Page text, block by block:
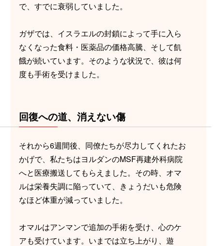
で、すでに衰弱していました。
ガザでは、イスラエルの封鎖によって手に入ら
なくなった食料・医薬品の価格高騰、そして飢
餓が続いています。そのような状況で、彼は何
度も手術を受けました。
回復への道、消えない傷
それから6週間後、同僚たちが尽力してくれたお
かげで、私たちはヨルダンのMSF再建外科病院
へと医療搬送してもらえました。その時、オマ
ルは栄養失調に陥っていて、きょうだいも危険
なほど体重が減っていました。
オマルはアンマンで追加の手術を受け、心のケ
アも受けています。いまでは立ち上がり、遊